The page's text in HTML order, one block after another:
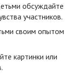
обсуждайте
участников.
своим опытом
картинки или